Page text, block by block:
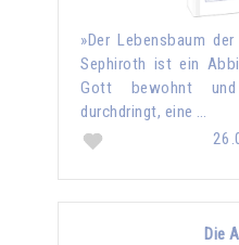
»Der Lebensbaum
Sephiroth ist ein
Gott bewohnt
durchdringt, eine …
Die